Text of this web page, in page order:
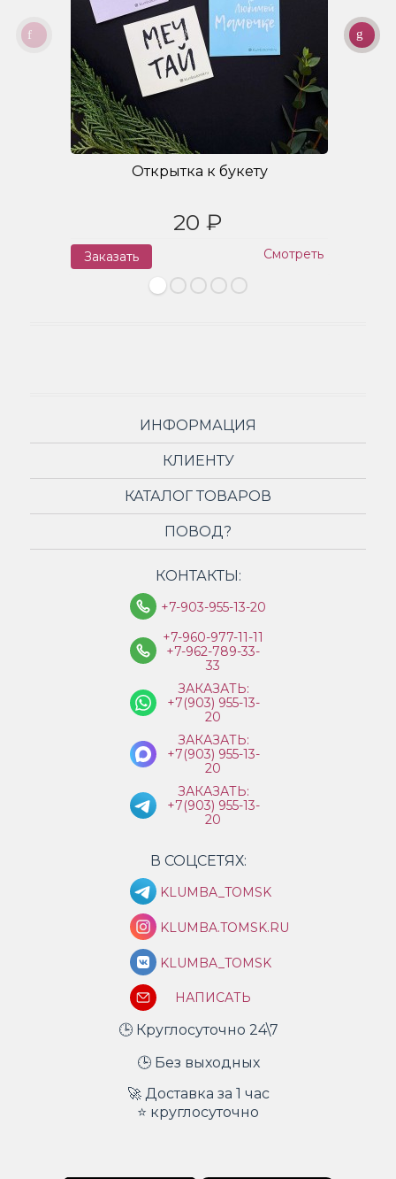
Открытка к букету
20 ₽
Заказать Смотреть
ИНФОРМАЦИЯ
КЛИЕНТУ
КАТАЛОГ ТОВАРОВ
ПОВОД?
КОНТАКТЫ:
+7-903-955-13-20
+7-960-977-11-11
+7-962-789-33-
33
ЗАКАЗАТЬ:
+7(903) 955-13-
20
ЗАКАЗАТЬ:
+7(903) 955-13-
20
ЗАКАЗАТЬ:
+7(903) 955-13-
20
В СОЦСЕТЯХ:
KLUMBA_TOMSK
KLUMBA.TOMSK.RU
KLUMBA_TOMSK
НАПИСАТЬ
🕒 Круглосуточно 24\7
🕒 Без выходных
🚀 Доставка за 1 час
⭐ круглосуточно